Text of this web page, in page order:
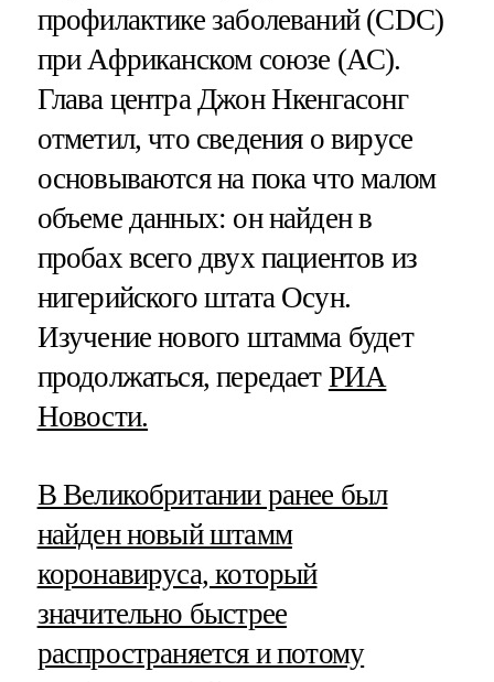
профилактике заболеваний (CDC)
при Африканском союзе (АС).
Глава центра Джон Нкенгасонг
отметил, что сведения о вирусе
основываются на пока что малом
объеме данных: он найден в
пробах всего двух пациентов из
нигерийского штата Осун.
Изучение нового штамма будет
продолжаться, передает РИА
Новости.
В Великобритании ранее был
найден новый штамм
коронавируса, который
значительно быстрее
распространяется и потому